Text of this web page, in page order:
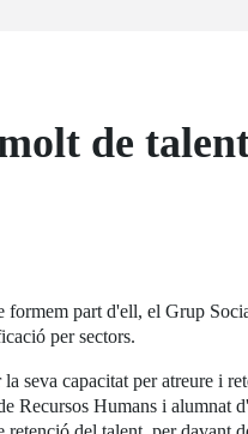
de
formem part d'ell, el Grup
per sectors.
seva capacitat per atreure i
Humans i alumnat